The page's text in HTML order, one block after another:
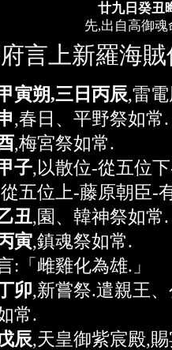
廿九日癸丑
先,出自高御魂
言上新羅海
寅朔,三日丙辰,雷
,春日、平野祭如常.
,梅宮祭如常.
子,以散位-從五位
五位上-藤原朝臣-
丑,園、韓神祭如常.
寅,鎮魂祭如常.
:「雌雞化為雄.」
卯,新嘗祭.遣親王
常.
辰,天皇御紫宸殿,